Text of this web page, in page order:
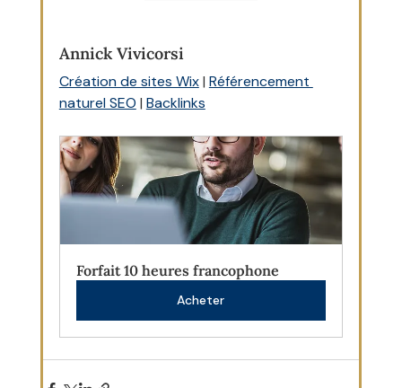
Annick Vivicorsi
Création de sites Wix | Référencement
naturel SEO | Backlinks
Forfait 10 heures francophone
Acheter